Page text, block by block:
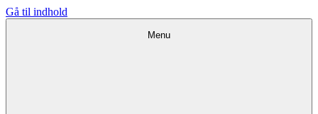
Gå til indhold
Menu